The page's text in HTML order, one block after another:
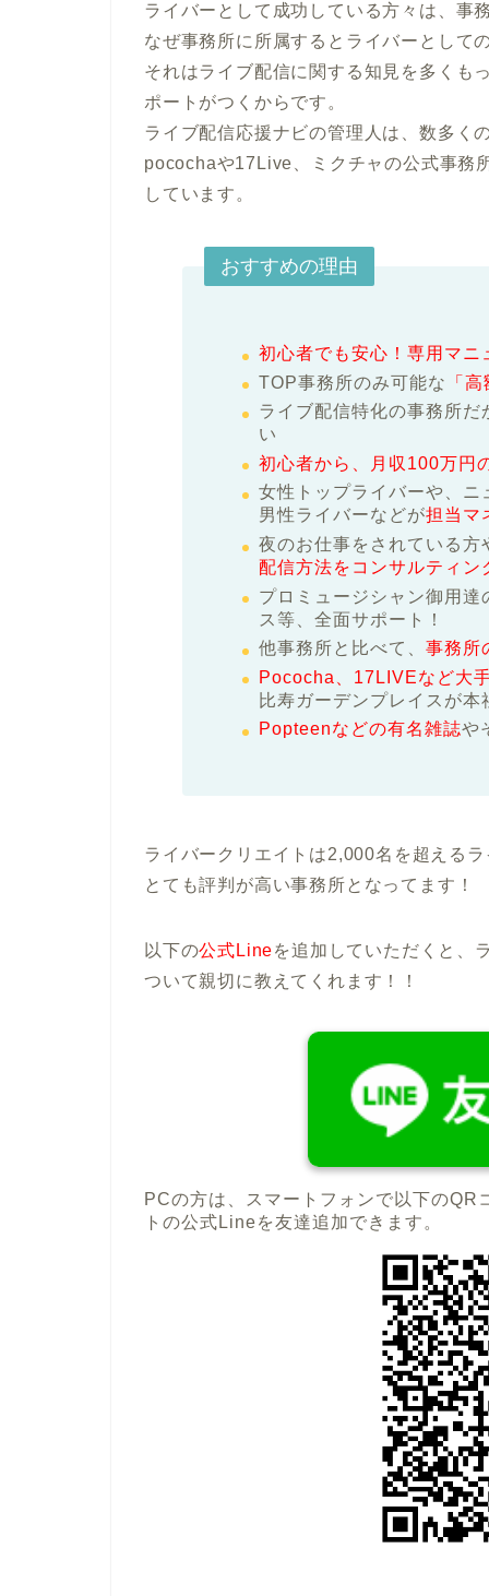
ライバーとして成功している方々は、事
なぜ事務所に所属するとライバーとして
それはライブ配信に関する知見を多くも
ポートがつくからです。
ライブ配信応援ナビの管理人は、数多く
pocochaや17Live、ミクチャの公式事務
しています。
おすすめの理由
初心者でも安心！専用マ
TOP事務所のみ可能な
「
ライブ配信特化の事務所
い
初心者から、月収100万円
女性トップライバーや、
男性ライバーなどが担当マ
夜のお仕事をされている方
配信方法をコンサルティン
プロミュージシャン御用
ス等、全面サポート！
他事務所と比べて、 事務所
Pococha、17LIVEなど大
比寿ガーデンプレイスが本
Popteenなどの有名雑誌や
ライバークリエイトは2,000名を超える
とても評判が高い事務所となってます！
以下の公式Lineを追加していただくと、
ついて親切に教えてくれます！！
PCの方は、スマートフォンで以下の
トの公式Lineを友達追加できます。